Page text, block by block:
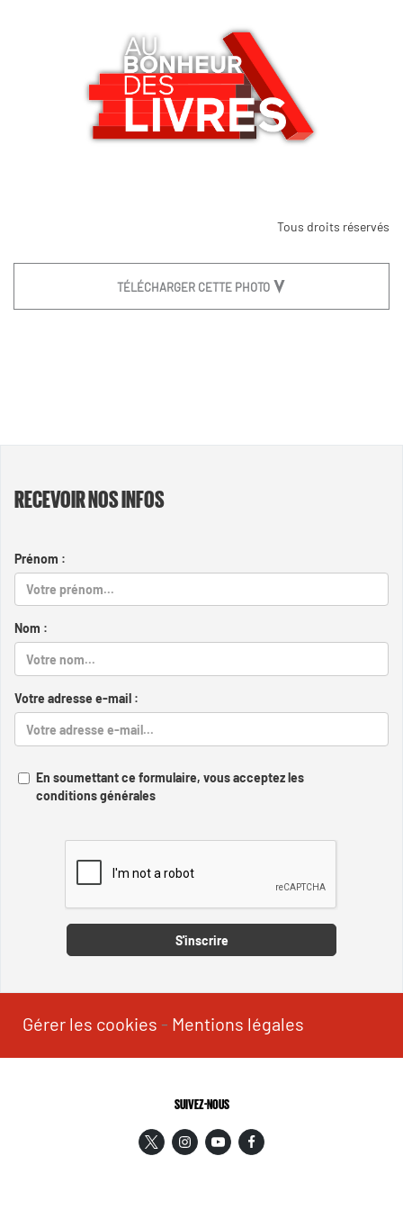
Tous droits réservés
TÉLÉCHARGER CETTE PHOTO
RECEVOIR NOS INFOS
Prénom :
Nom :
Votre adresse e-mail :
En soumettant ce formulaire, vous acceptez les
conditions générales
S'inscrire
Gérer les cookies - Mentions légales
SUIVEZ-NOUS